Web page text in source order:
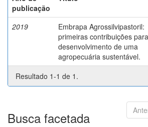
publicação
2019
Embrapa Agrossilvipastoril:
primeiras contribuições
desenvolvimento de uma
agropecuária sustentável.
Resultado 1-1 de 1.
Busca facetada